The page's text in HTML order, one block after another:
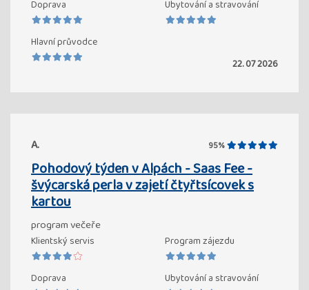
Doprava Ubytování a stravování
Hlavní průvodce
22. 07 2026
A. 95%
Pohodový týden v Alpách - Saas Fee -
švýcarská perla v zajetí čtyřtsícovek s
kartou
program večeře
Klientský servis Program zájezdu
Doprava Ubytování a stravování